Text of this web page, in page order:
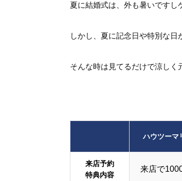
夏に結婚式は、外も暑いですし
しかし、夏に記念日や特別な日
そんな時は見てるだけで涼しく
ハウツーマ
来店予約
特典内容
来店で